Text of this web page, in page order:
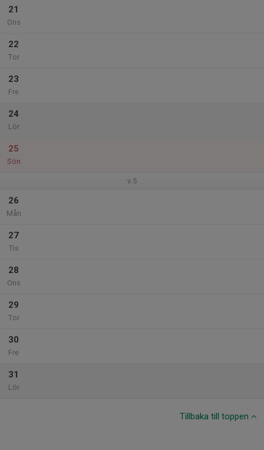
21
Ons
22
Tor
23
Fre
24
Lör
25
Sön
v.5
26
Mån
27
Tis
28
Ons
29
Tor
30
Fre
31
Lör
Tillbaka till toppen